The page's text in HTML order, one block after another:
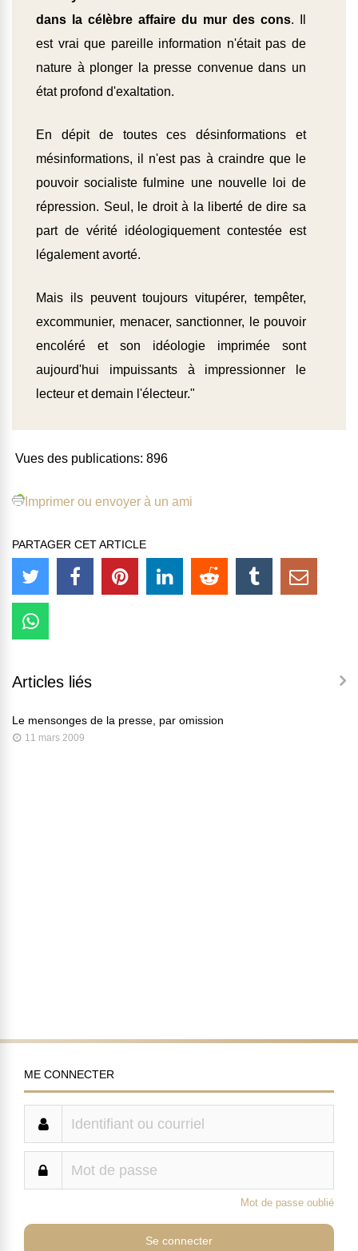
dans la célèbre affaire du mur des cons. Il
est vrai que pareille information n'était pas de
nature à plonger la presse convenue dans un
état profond d'exaltation.
En dépit de toutes ces désinformations et
mésinformations, il n'est pas à craindre que le
pouvoir socialiste fulmine une nouvelle loi de
répression. Seul, le droit à la liberté de dire sa
part de vérité idéologiquement contestée est
légalement avorté.
Mais ils peuvent toujours vitupérer, tempêter,
excommunier, menacer, sanctionner, le pouvoir
encoléré et son idéologie imprimée sont
aujourd'hui impuissants à impressionner le
lecteur et demain l'électeur."
Vues des publications: 896
Imprimer ou envoyer à un ami
PARTAGER CET ARTICLE
Articles liés
Le mensonges de la presse, par omission
11 mars 2009
ME CONNECTER
Mot de passe oublié